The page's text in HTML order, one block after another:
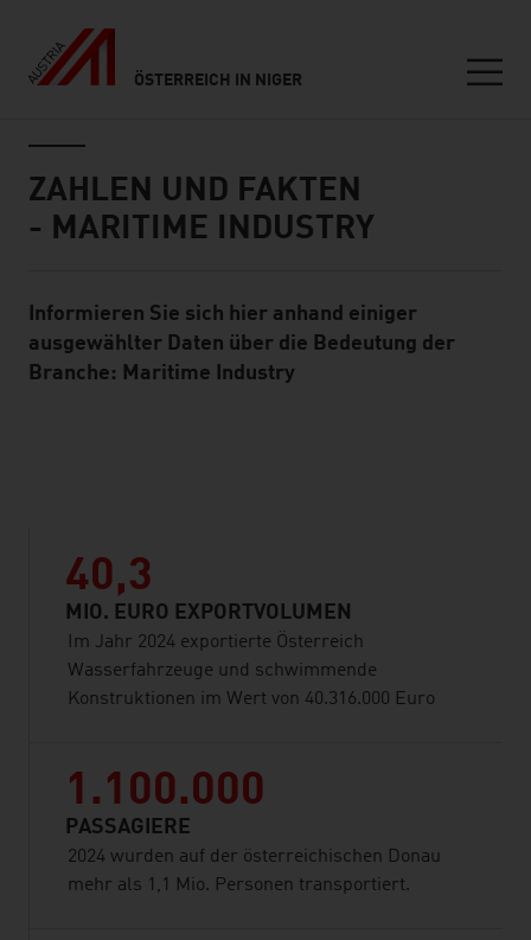
ÖSTERREICH IN NIGER
ZAHLEN UND FAKTEN
- MARITIME INDUSTRY
Standard Content Module
Informieren Sie sich hier anhand einiger
ausgewählter Daten über die Bedeutung der
Branche: Maritime Industry
40,3
MIO. EURO EXPORTVOLUMEN
Im Jahr 2024 exportierte Österreich
Wasserfahrzeuge und schwimmende
Konstruktionen im Wert von 40.316.000 Euro
1.100.000
PASSAGIERE
2024 wurden auf der österreichischen Donau
mehr als 1,1 Mio. Personen transportiert.